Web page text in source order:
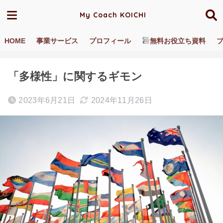
My Coach KOICHI
HOME 事業サービス プロフィール 無料お役立ち資料
ホーム ブログ／動画 多様性
「多様性」に関するギモン
2023年6月21日 2024年11月26日